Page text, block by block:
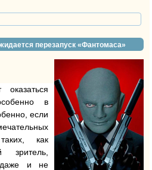
перезапуск «Фантомаса»
в
если
как
зритель,
и не